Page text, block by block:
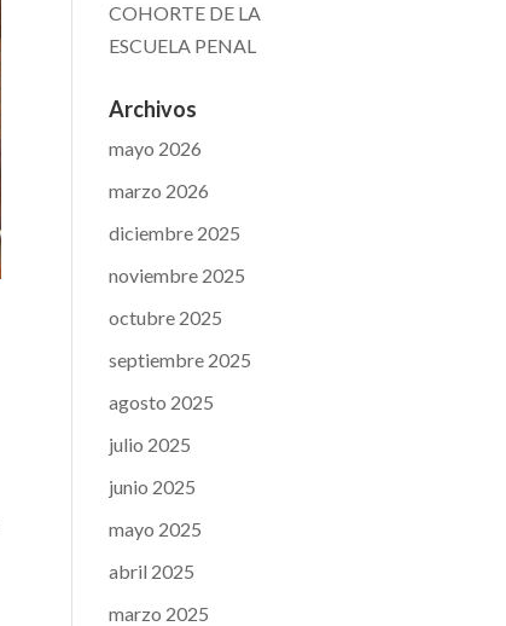
COHORTE DE LA
ESCUELA PENAL
Archivos
mayo 2026
marzo 2026
diciembre 2025
noviembre 2025
octubre 2025
septiembre 2025
agosto 2025
julio 2025
junio 2025
mayo 2025
abril 2025
marzo 2025